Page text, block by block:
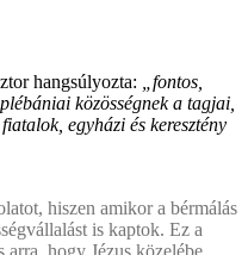
hangsúlyozta: „fontos,
közösségnek a tagjai,
egyházi és keresztény
hiszen amikor a bérmálás
is kaptok. Ez a